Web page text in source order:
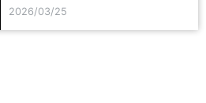
2026/03/25